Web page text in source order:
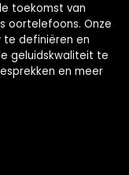
toekomst van
oortelefoons. Onze
te definiëren en
geluidskwaliteit te
en meer